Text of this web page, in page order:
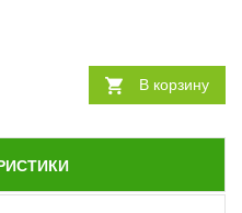
В корзину